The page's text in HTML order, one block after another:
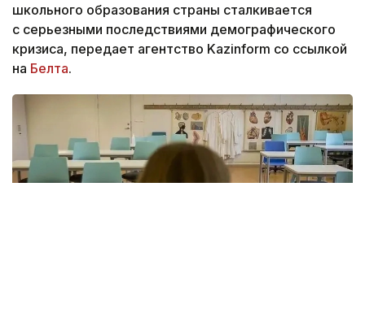
школьного образования страны сталкивается
с серьезными последствиями демографического
кризиса, передает агентство Kazinform со ссылкой
на Белта.